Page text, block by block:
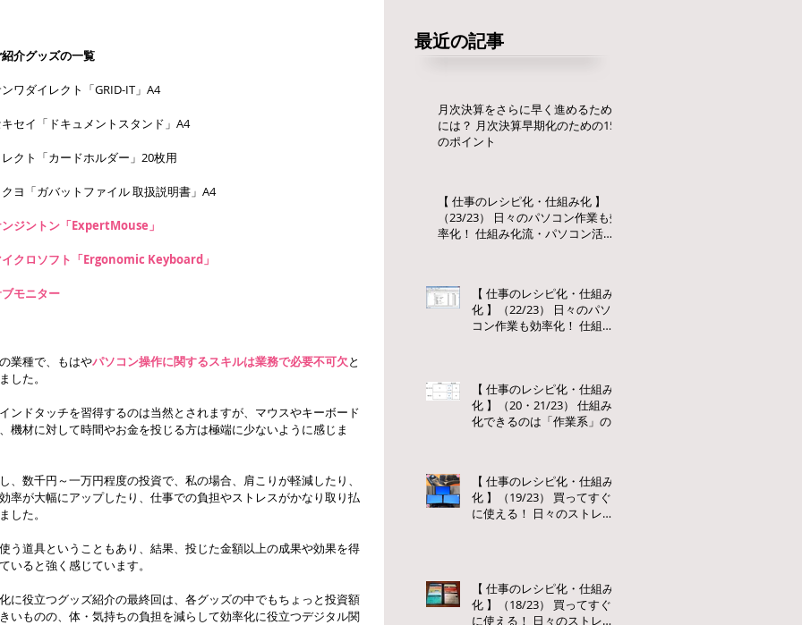
介グッズの一覧
ワダイレクト「GRID-IT」A4
セイ「ドキュメントスタンド」A4
クト「カードホルダー」20枚用
ヨ「ガバットファイル 取扱説明書」A4
ジントン「ExpertMouse」
クロソフト「Ergonomic Keyboard」
モニター
業種で、もはやパソコン操作に関するスキルは業務で必要不可欠と
した。
ンドタッチを習得するのは当然とされますが、マウスやキーボード
機材に対して時間やお金を投じる方は極端に少ないように感じま
、数千円～一万円程度の投資で、私の場合、肩こりが軽減したり、
率が大幅にアップしたり、仕事での負担やストレスがかなり取り払
した。
う道具ということもあり、結果、投じた金額以上の成果や効果を得
いると強く感じています。
に役立つグッズ紹介の最終回は、各グッズの中でもちょっと投資額
いものの、体・気持ちの負担を減らして効率化に役立つデジタル関
最近の記事
月次決算をさらに早く進めるため
には？ 月次決算早期化のための15
のポイント
【 仕事のレシピ化・仕組み化 】
（23/23） 日々のパソコン作業も効
率化！ 仕組み化流・パソコン活用
【 仕事のレシピ化・仕組み
化 】（22/23） 日々のパソ
コン作業も効率化！ 仕組み
【 仕事のレシピ化・仕組み
化 】（20・21/23） 仕組み
化できるのは「作業系」の
【 仕事のレシピ化・仕組み
化 】（19/23） 買ってすぐ
に使える！ 日々のストレス
【 仕事のレシピ化・仕組み
化 】（18/23） 買ってすぐ
に使える！ 日々のストレス